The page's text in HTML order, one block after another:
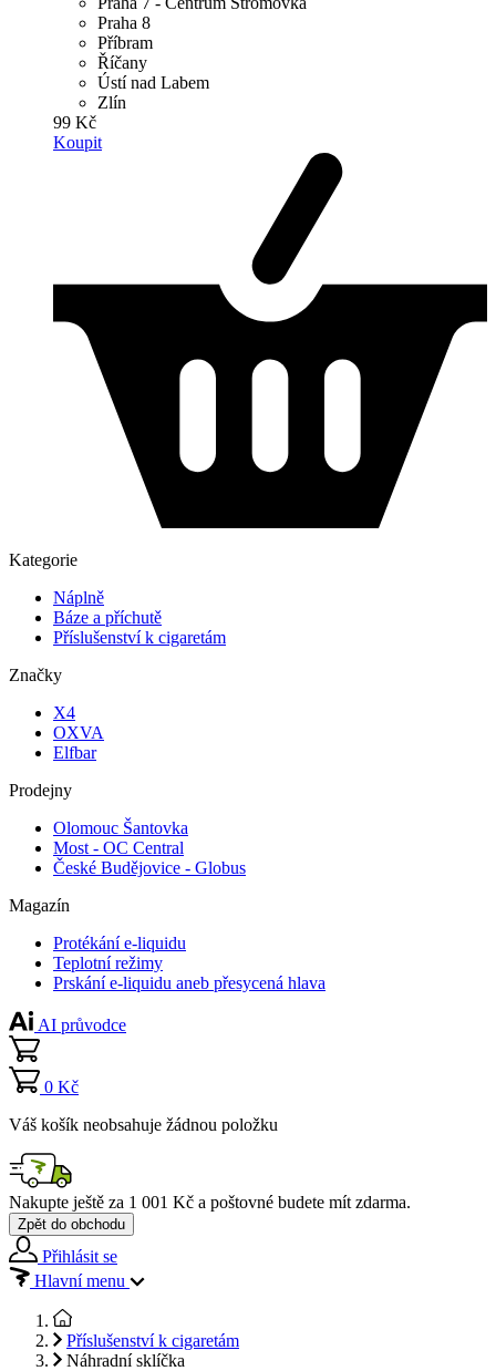
Praha 8
Příbram
Říčany
Ústí nad Labem
Zlín
99 Kč
Koupit
Kategorie
Náplně
Báze a příchutě
Příslušenství k cigaretám
Značky
X4
OXVA
Elfbar
Prodejny
Olomouc Šantovka
Most - OC Central
České Budějovice - Globus
Magazín
Protékání e-liquidu
Teplotní režimy
Prskání e-liquidu aneb přesycená hlava
AI průvodce
0 Kč
Váš košík neobsahuje žádnou položku
Nakupte ještě za 1 001 Kč a poštovné budete mít zdarma.
Zpět do obchodu
Přihlásit se
Hlavní menu
Příslušenství k cigaretám
Náhradní sklíčka